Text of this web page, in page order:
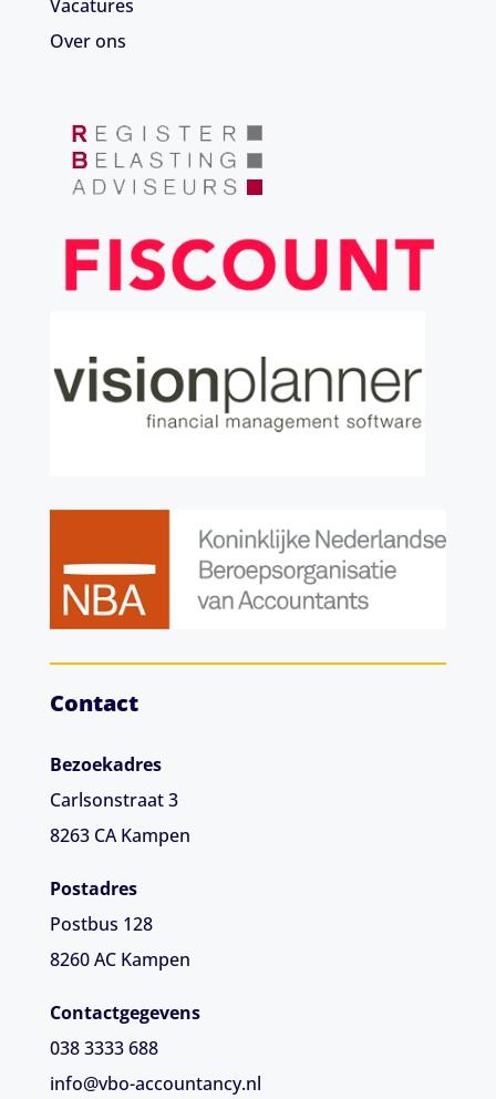
Vacatures
Over ons
Contact
Bezoekadres
Carlsonstraat 3
8263 CA Kampen
Postadres
Postbus 128
8260 AC Kampen
Contactgegevens
038 3333 688
info@vbo-accountancy.nl